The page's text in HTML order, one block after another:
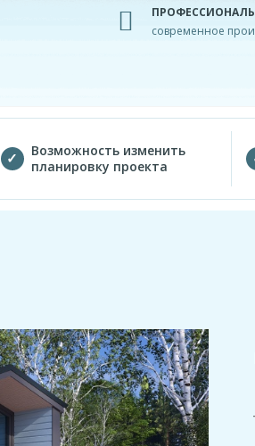
современное
Возможность изменить
планировку проекта